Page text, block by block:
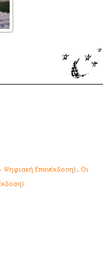
Ψηφιακή Επανέκδοση) , Οι